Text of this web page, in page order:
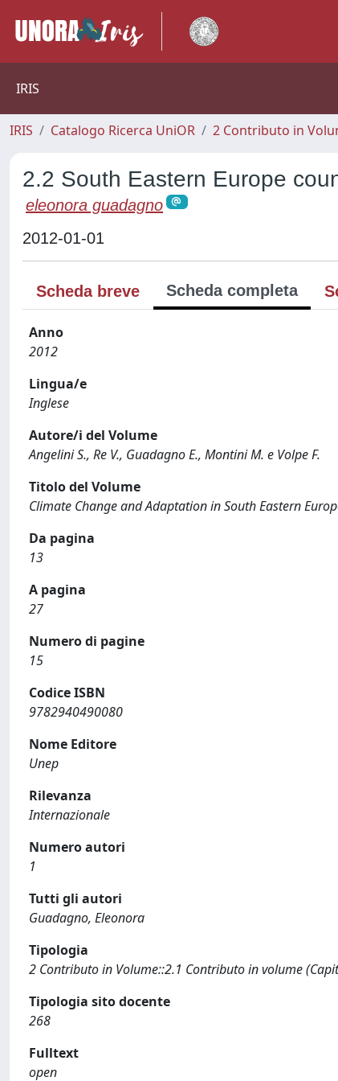
IRIS
IRIS Catalogo Ricerca UniOR 2 Contributo in
2.2 South Eastern Europe
eleonora guadagno
2012-01-01
Scheda breve Scheda completa
Anno
2012
Lingua/e
Inglese
Autore/i del Volume
Angelini S., Re V., Guadagno E., Montini M. e Volpe F.
Titolo del Volume
Climate Change and Adaptation in South Eastern
Da pagina
13
A pagina
27
Numero di pagine
15
Codice ISBN
9782940490080
Nome Editore
Unep
Rilevanza
Internazionale
Numero autori
1
Tutti gli autori
Guadagno, Eleonora
Tipologia
2 Contributo in Volume::2.1 Contributo in volume
Tipologia sito docente
268
Fulltext
open